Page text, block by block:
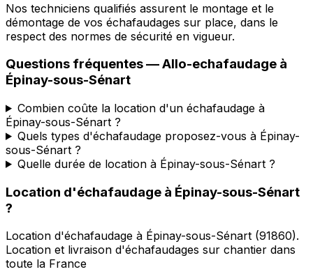
Nos techniciens qualifiés assurent le montage et le
démontage de vos échafaudages sur place, dans le
respect des normes de sécurité en vigueur.
Questions fréquentes —Allo-echafaudage à
Épinay-sous-Sénart
Combien coûte la location d'un échafaudage à
Épinay-sous-Sénart ?
Quels types d'échafaudage proposez-vous à Épinay-
sous-Sénart ?
Quelle durée de location à Épinay-sous-Sénart ?
Location d'échafaudage à Épinay-sous-Sénart
?
Location d'échafaudage à Épinay-sous-Sénart (91860).
Location et livraison d'échafaudages sur chantier dans
toute la France